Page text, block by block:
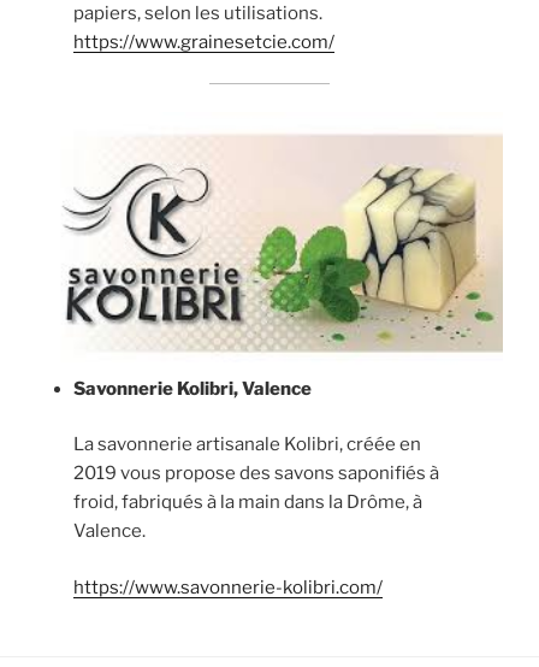
papiers, selon les utilisations.
https://www.grainesetcie.com/
Savonnerie Kolibri, Valence
La savonnerie artisanale Kolibri, créée en
2019 vous propose des savons saponifiés à
froid, fabriqués à la main dans la Drôme, à
Valence.
https://www.savonnerie-kolibri.com/